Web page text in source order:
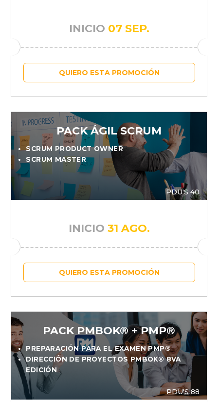
INICIO 07 SEP.
QUIERO ESTA PROMOCIÓN
PACK ÁGIL SCRUM
SCRUM PRODUCT OWNER
SCRUM MASTER
PDU'S 40
INICIO 31 AGO.
QUIERO ESTA PROMOCIÓN
PACK PMBOK® + PMP®
PREPARACIÓN PARA EL EXAMEN PMP®
DIRECCIÓN DE PROYECTOS PMBOK® 8VA
EDICIÓN
PDU'S 88